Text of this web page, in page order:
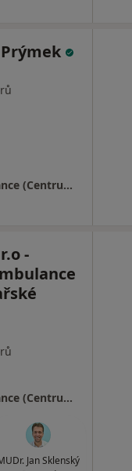
MEDAPO.cz, s.r.o - ortopedická ambulance (Centrum lékařské péče, 1.NP)
-
MEDAPO.cz, s.r.o - ortopedická ambulance (Centrum lékařské péče, 1.NP)
Jan Sklenský